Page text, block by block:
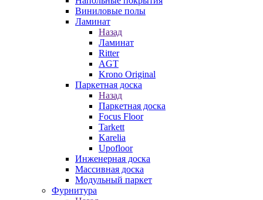
Виниловые полы
Ламинат
Назад
Ламинат
Ritter
AGT
Krono Original
Паркетная доска
Назад
Паркетная доска
Focus Floor
Tarkett
Karelia
Upofloor
Инженерная доска
Массивная доска
Модульный паркет
Фурнитура